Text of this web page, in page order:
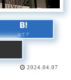
はてブ
2024.04.07